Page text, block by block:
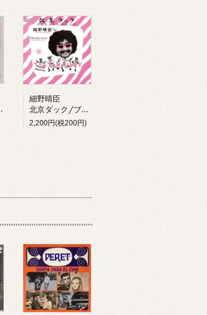
細野晴臣
北京ダック/ブラックピーナッツ
2,200円(税200円)